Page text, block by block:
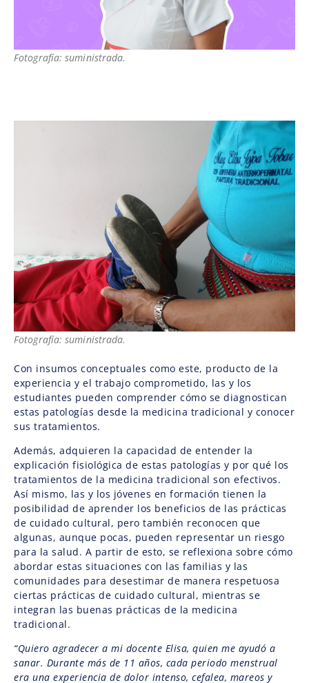
Fotografía: suministrada.
Fotografía: suministrada.
Con insumos conceptuales como este, producto de la
experiencia y el trabajo comprometido, las y los
estudiantes pueden comprender cómo se diagnostican
estas patologías desde la medicina tradicional y conocer
sus tratamientos.
Además, adquieren la capacidad de entender la
explicación fisiológica de estas patologías y por qué los
tratamientos de la medicina tradicional son efectivos.
Así mismo, las y los jóvenes en formación tienen la
posibilidad de aprender los beneficios de las prácticas
de cuidado cultural, pero también reconocen que
algunas, aunque pocas, pueden representar un riesgo
para la salud. A partir de esto, se reflexiona sobre cómo
abordar estas situaciones con las familias y las
comunidades para desestimar de manera respetuosa
ciertas prácticas de cuidado cultural, mientras se
integran las buenas prácticas de la medicina
tradicional.
“Quiero agradecer a mi docente Elisa, quien me ayudó a
sanar. Durante más de 11 años, cada periodo menstrual
era una experiencia de dolor intenso, cefalea, mareos y